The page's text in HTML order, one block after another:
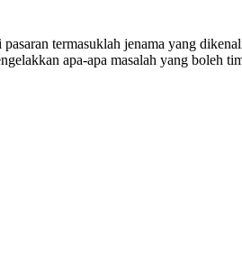
termasuklah jenama yang
apa-apa masalah yang boleh